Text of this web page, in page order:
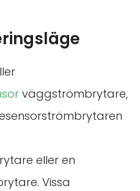
väggströmbrytare,
eller en
Vissa